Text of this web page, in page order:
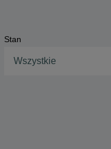
Stan
Wszystkie